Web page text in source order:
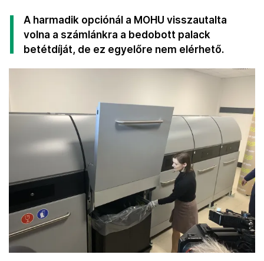
A harmadik opciónál a MOHU visszautalta
volna a számlánkra a bedobott palack
betétdíját, de ez egyelőre nem elérhető.